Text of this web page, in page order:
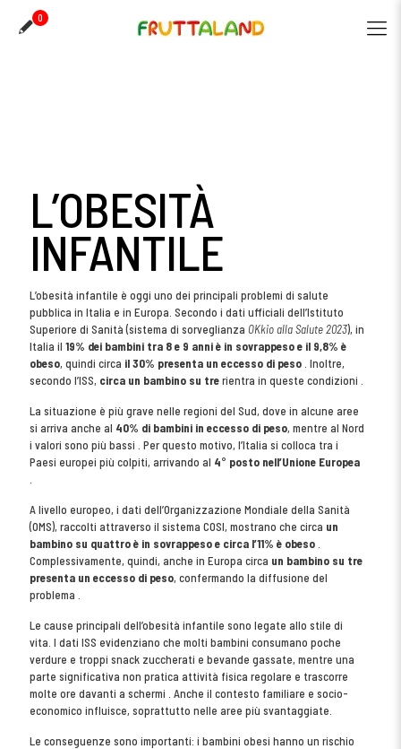
0
L’OBESITÀ
INFANTILE
L’obesità infantile è oggi uno dei principali problemi di salute
pubblica in Italia e in Europa. Secondo i dati ufficiali dell’Istituto
Superiore di Sanità (sistema di sorveglianza OKkio alla Salute 2023), in
Italia il 19% dei bambini tra 8 e 9 anni è in sovrappeso e il 9,8% è
obeso, quindi circa il 30% presenta un eccesso di peso . Inoltre,
secondo l’ISS, circa un bambino su trerientra in queste condizioni .
La situazione è più grave nelle regioni del Sud, dove in alcune aree
si arriva anche al 40% di bambini in eccesso di peso, mentre al Nord
i valori sono più bassi . Per questo motivo, l’Italia si colloca tra i
Paesi europei più colpiti, arrivando al 4° posto nell’Unione Europea
A livello europeo, i dati dell’Organizzazione Mondiale della Sanità
(OMS), raccolti attraverso il sistema COSI, mostrano che circa un
bambino su quattro è in sovrappeso e circa l’11% è obeso
Complessivamente, quindi, anche in Europa circa un bambino su tre
presenta un eccesso di peso, confermando la diffusione del
problema .
Le cause principali dell’obesità infantile sono legate allo stile di
vita. I dati ISS evidenziano che molti bambini consumano poche
verdure e troppi snack zuccherati e bevande gassate, mentre una
parte significativa non pratica attività fisica regolare e trascorre
molte ore davanti a schermi . Anche il contesto familiare e socio-
economico influisce, soprattutto nelle aree più svantaggiate.
Le conseguenze sono importanti: i bambini obesi hanno un rischio